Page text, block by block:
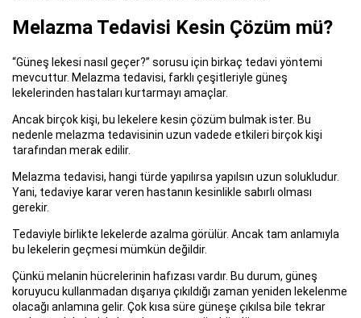
Melazma Tedavisi Kesin Çözüm mü?
“Güneş lekesi nasıl geçer?” sorusu için birkaç tedavi yöntemi
mevcuttur. Melazma tedavisi, farklı çeşitleriyle güneş
lekelerinden hastaları kurtarmayı amaçlar.
Ancak birçok kişi, bu lekelere kesin çözüm bulmak ister. Bu
nedenle melazma tedavisinin uzun vadede etkileri birçok kişi
tarafından merak edilir.
Melazma tedavisi, hangi türde yapılırsa yapılsın uzun solukludur.
Yani, tedaviye karar veren hastanın kesinlikle sabırlı olması
gerekir.
Tedaviyle birlikte lekelerde azalma görülür. Ancak tam anlamıyla
bu lekelerin geçmesi mümkün değildir.
Çünkü melanin hücrelerinin hafızası vardır. Bu durum, güneş
koruyucu kullanmadan dışarıya çıkıldığı zaman yeniden lekelenme
olacağı anlamına gelir. Çok kısa süre güneşe çıkılsa bile tekrar